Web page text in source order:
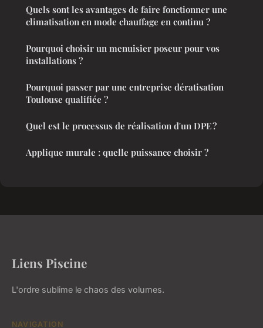
Quels sont les avantages de faire fonctionner une
climatisation en mode chauffage en continu ?
Pourquoi choisir un menuisier poseur pour vos
installations ?
Pourquoi passer par une entreprise dératisation
Toulouse qualifiée ?
Quel est le processus de réalisation d'un DPE ?
Applique murale : quelle puissance choisir ?
Liens Piscine
L'ordre sublime le chaos des volumes.
NAVIGATION